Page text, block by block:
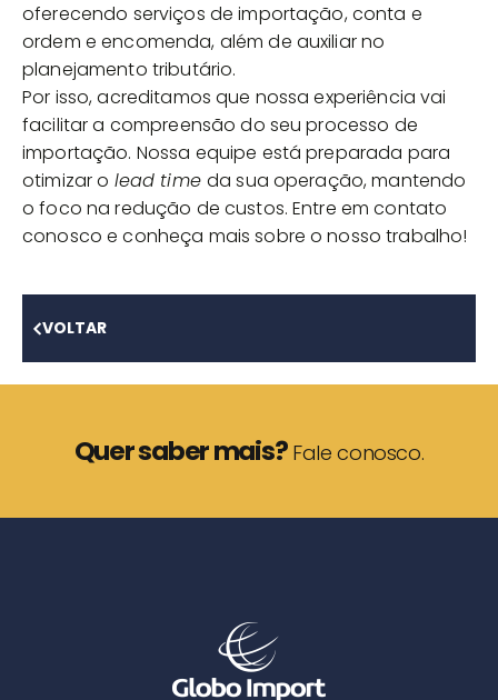
oferecendo serviços de importação, conta e
ordem e encomenda, além de auxiliar no
planejamento tributário.
Por isso, acreditamos que nossa experiência vai
facilitar a compreensão do seu processo de
importação. Nossa equipe está preparada para
otimizar o lead time da sua operação, mantendo
o foco na redução de custos. Entre em contato
conosco e conheça mais sobre o nosso trabalho!
VOLTAR
Quer saber mais?Fale conosco.